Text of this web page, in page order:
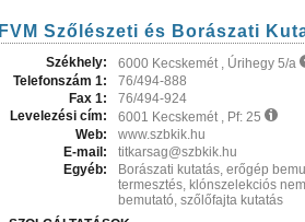
FVM Szőlészeti és Borászati
Székhely:
6000 Kecskemét , Úrihegy 5/a
Telefonszám 1:
76/494-888
Fax 1:
76/494-924
Levelezési cím:
6001 Kecskemét , Pf: 25
Web:
www.szbkik.hu
E-mail:
titkarsag@szbkik.hu
Egyéb:
Borászati kutatás, erőgép
termesztés, klónszelekciós
bemutató, szőlőfajta kutatás